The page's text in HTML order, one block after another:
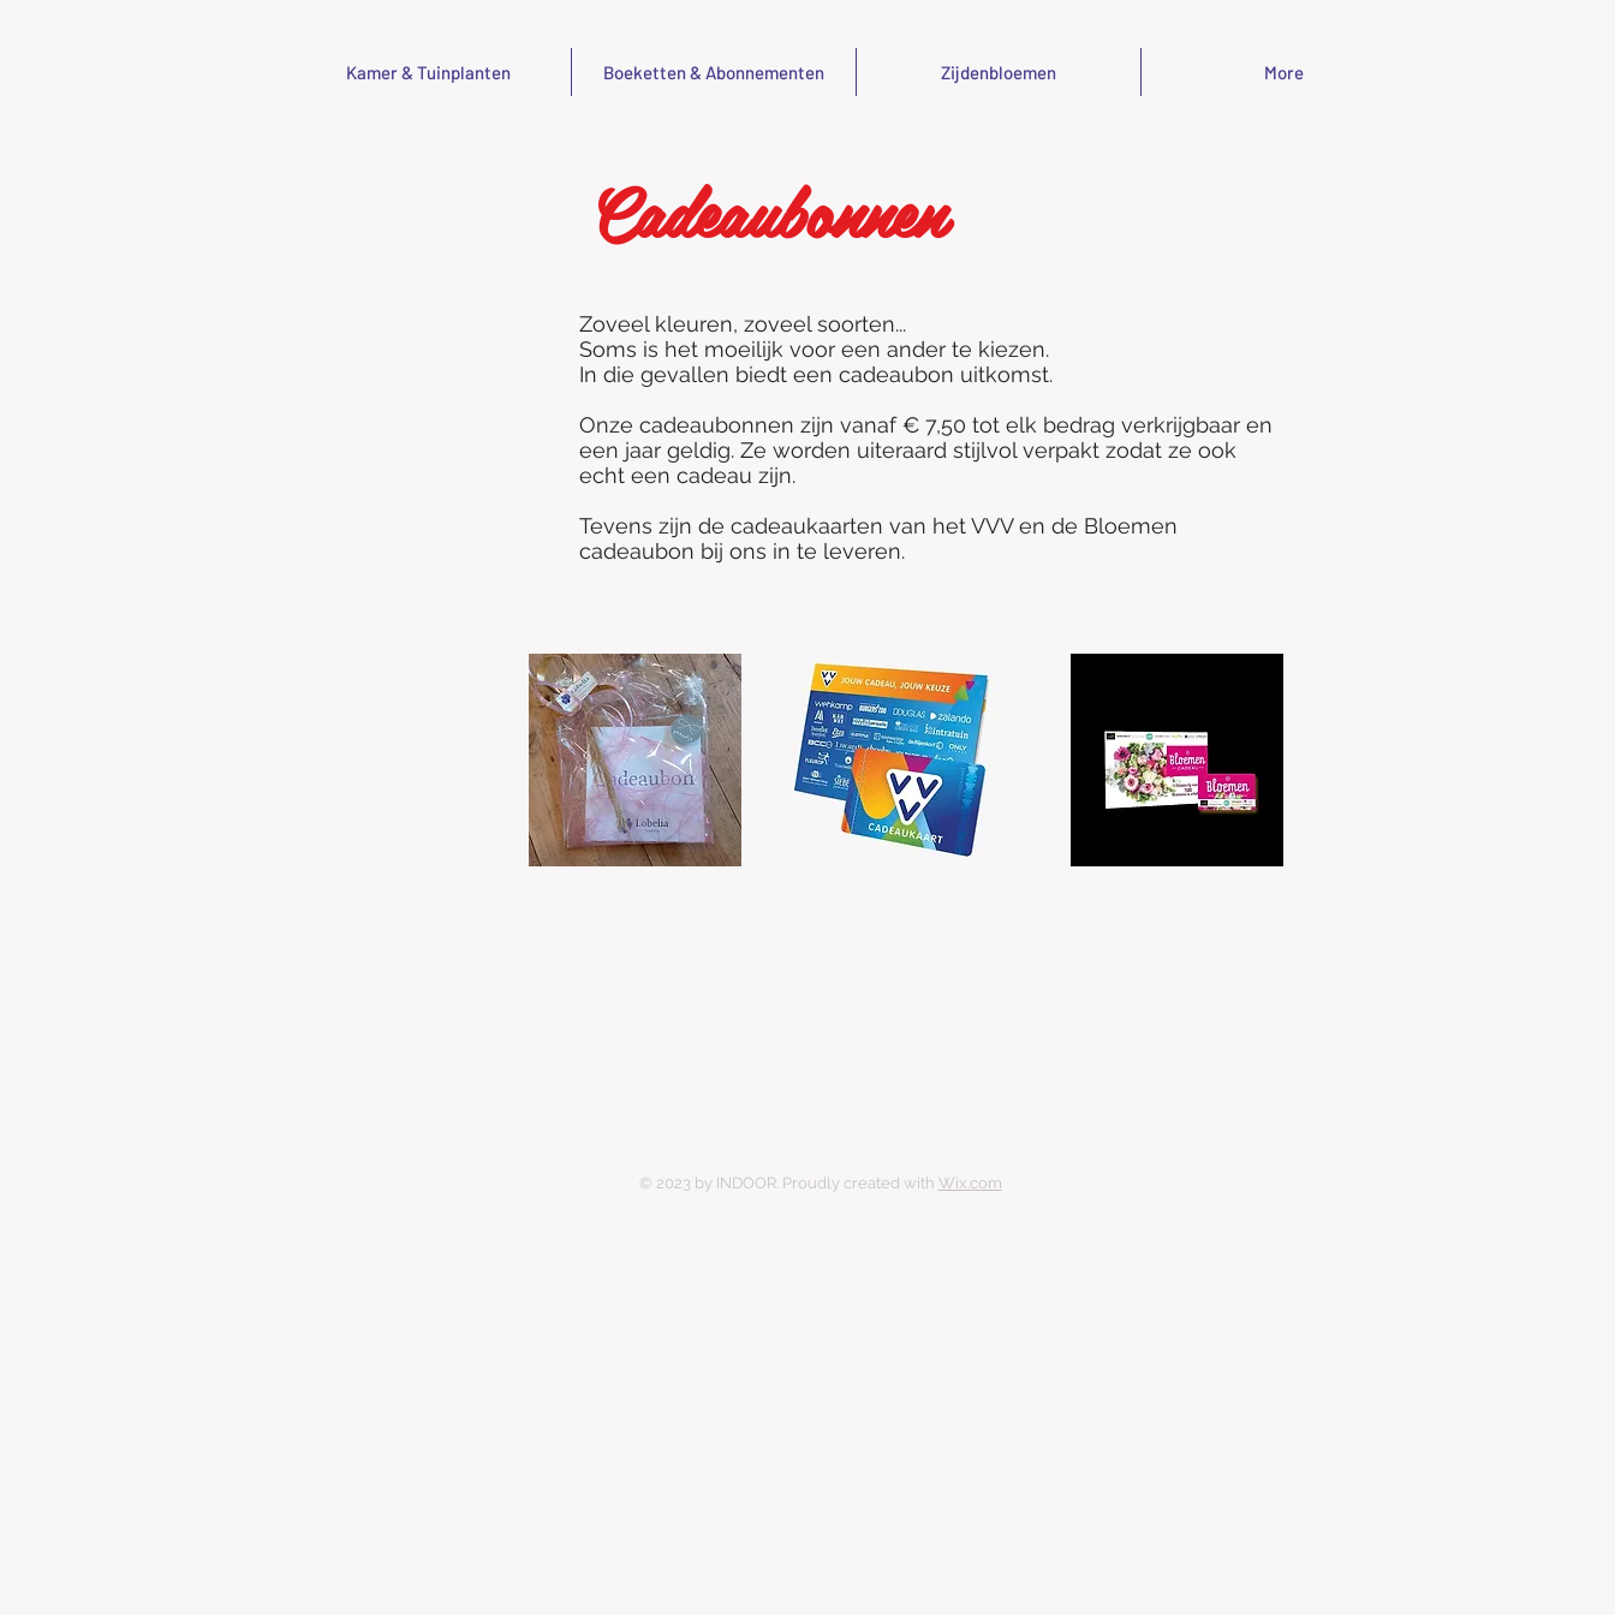
Kamer & Tuinplanten Boeketten & Abonnementen Zijdenbloemen More
Cadeaubonnen
Zoveel kleuren, zoveel soorten...
Soms is het moeilijk voor een ander te kiezen.
In die gevallen biedt een cadeaubon uitkomst.
Onze cadeaubonnen zijn vanaf € 7,50 tot elk bedrag verkrijgbaar en
een jaar geldig. Ze worden uiteraard stijlvol verpakt zodat ze ook
echt een cadeau zijn.
Tevens zijn de cadeaukaarten van het VVV en de Bloemen
cadeaubon bij ons in te leveren.
© 2023 by INDOOR. Proudly created with Wix.com